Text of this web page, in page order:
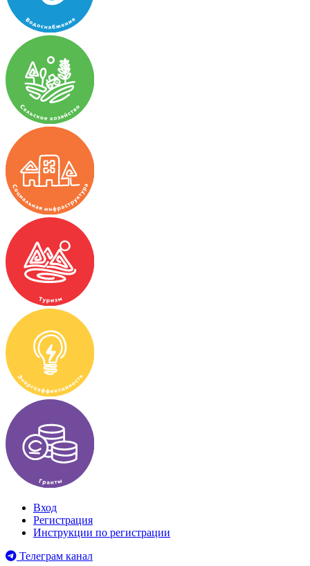
Вход
Регистрация
Инструкции по регистрации
Телеграм канал